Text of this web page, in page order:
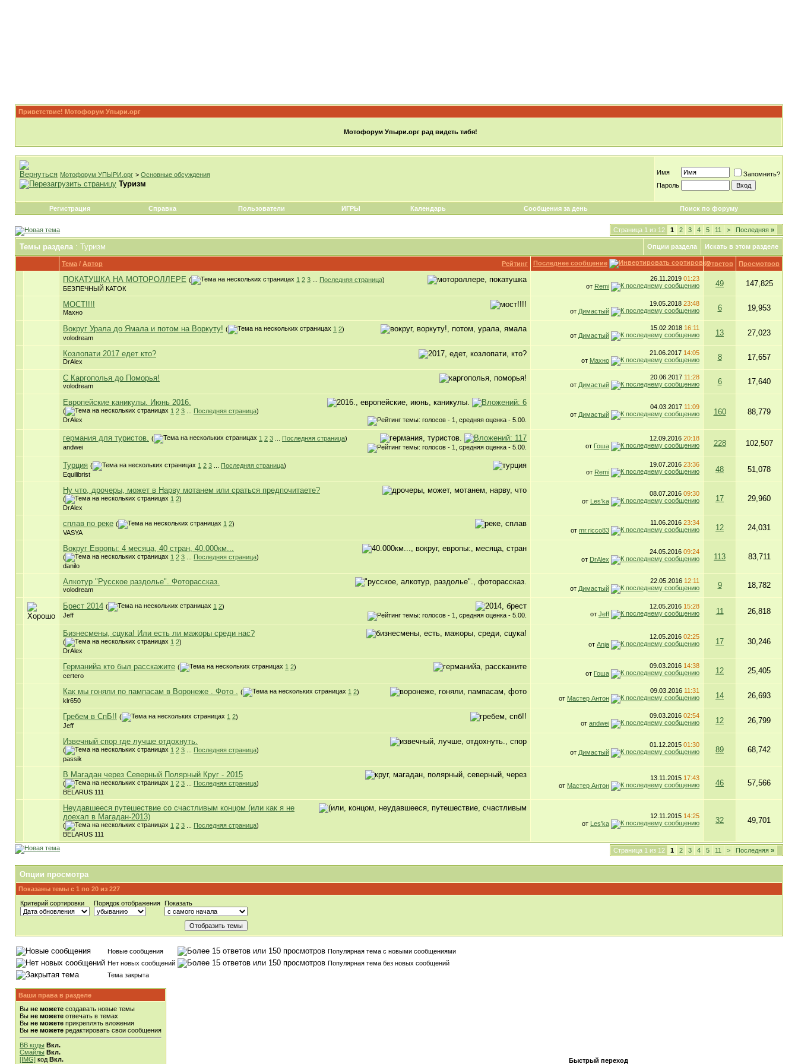
Приветствие! Мотофорум Упыри.орг
Мотофорум Упыри.орг рад видеть тибя!
Мотофорум УПЫРИ.орг > Основные обсуждения
Туризм
Имя
Запомнить?
Пароль
Регистрация Справка Пользователи ИГРЫ Календарь Сообщения за день Поиск по форуму
Страница 1 из 12 1 2 3 4 5 11 > Последняя »
Темы раздела: Туризм Опции раздела Искать в этом разделе
Рейтинг
Тема / Автор Последнее сообщение Ответов Просмотров
ПОКАТУШКА НА МОТОРОЛЛЕРЕ ( 1 2 3 Последняя страница)
БЕЗПЕЧНЫЙ КАТОК
26.11.2019 01:23
от Remi 49 147,825
МОСТ!!!!
Махно
19.05.2018 23:48
от Димастый 6 19,953
Вокруг Урала до Ямала и потом на Воркуту! ( 1 2)
volodream
15.02.2018 16:11
от Димастый 13 27,023
Козлопати 2017 едет кто?
DrAlex
21.06.2017 14:05
от Махно 8 17,657
С Каргополья до Поморья!
volodream
20.06.2017 11:28
от Димастый 6 17,640
Европейские каникулы. Июнь 2016.
( 1 2 3 Последняя страница)
DrAlex
04.03.2017 11:09
от Димастый 160 88,779
германия для туристов. ( 1 2 3 Последняя страница)
andwei
12.09.2016 20:18
от Гоша 228 102,507
Турция ( 1 2 3 Последняя страница)
Equilibrist
19.07.2016 23:36
от Remi 48 51,078
Ну что, дрочеры, может в Нарву мотанем или сраться предпочитаете?
( 1 2)
DrAlex
08.07.2016 09:30
от Les'ka 17 29,960
сплав по реке ( 1 2)
VASYA
11.06.2016 23:34
от mr.ricco83 12 24,031
Вокруг Европы: 4 месяца, 40 стран, 40.000км...
( 1 2 3 Последняя страница)
danilo
24.05.2016 09:24
от DrAlex 113 83,711
Алкотур "Русское раздолье". Фоторассказ.
volodream
22.05.2016 12:11
от Димастый 9 18,782
Брест 2014 ( 1 2)
Jeff
12.05.2016 15:28
от Jeff 11 26,818
Бизнесмены, сцука! Или есть ли мажоры среди нас?
( 1 2)
DrAlex
12.05.2016 02:25
от Anja 17 30,246
Германийа кто был расскажите ( 1 2)
certero
09.03.2016 14:38
от Гоша 12 25,405
Как мы гоняли по пампасам в Воронеже . Фото . ( 1 2)
klr650
09.03.2016 11:31
от Мастер Антон 14 26,693
Гребем в СпБ!! ( 1 2)
Jeff
09.03.2016 02:54
от andwei 12 26,799
Извечный спор где лучше отдохнуть.
( 1 2 3 Последняя страница)
passik
01.12.2015 01:30
от Димастый 89 68,742
В Магадан через Северный Полярный Круг - 2015
( 1 2 3 Последняя страница)
BELARUS 111
13.11.2015 17:43
от Мастер Антон 46 57,566
Неудавшееся путешествие со счастливым концом (или как я не
доехал в Магадан-2013)
( 1 2 3 Последняя страница)
BELARUS 111
12.11.2015 14:25
от Les'ka 32 49,701
Страница 1 из 12 1 2 3 4 5 11 > Последняя »
Опции просмотра
Показаны темы с 1 по 20 из 227
Критерий сортировки
Порядок отображения Показать
Новые сообщения
Популярная тема с новыми сообщениями
Нет новых сообщений
Популярная тема без новых сообщений
Тема закрыта
Ваши права в разделе
Вы не можете создавать новые темы
Вы не можете отвечать в темах
Вы не можете прикреплять вложения
Вы не можете редактировать свои сообщения
BB коды Вкл.
Смайлы Вкл.
[IMG] код Вкл.
Быстрый переход